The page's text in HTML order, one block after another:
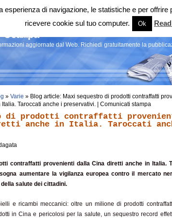
aggiornate dal Web. Richiedi gratuitamente la
» Varie » Blog article: Maxi sequestro di prodotti contraffatti
Taroccati anche i preservativi. | Comunicati stampa
di prodotti contraffatti
anche in Italia. Taroccati
contraffatti provenienti dalla Cina diretti anche in Italia.
aumentare la vigilanza europea contro il mercato
salute dei cittadini.
e ricambi meccanici: oltre un milione di prodotti
in Cina e pericolosi per la salute, un sequestro record
di navigazione, le statistiche e per
ricevere cookie sul tuo computer.
Ok